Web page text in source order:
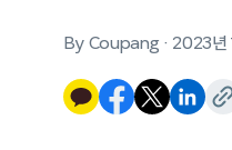
By Coupang · 2023년